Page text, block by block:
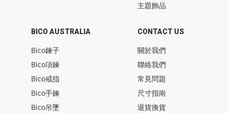
BICO AUSTRALIA
Bico鍊子
Bico項鍊
Bico戒指
Bico手鍊
Bico吊墜
主題飾品
CONTACT US
關於我們
聯絡我們
常見問題
尺寸指南
退貨換貨